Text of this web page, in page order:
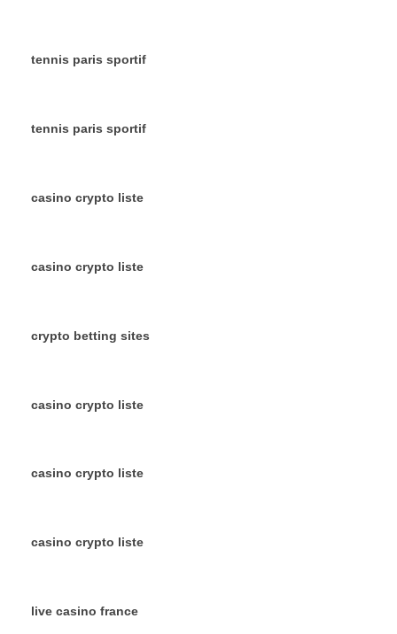
tennis paris sportif
tennis paris sportif
casino crypto liste
casino crypto liste
crypto betting sites
casino crypto liste
casino crypto liste
casino crypto liste
live casino france